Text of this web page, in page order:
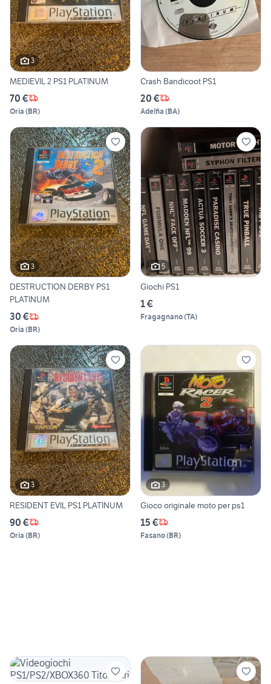
3
MEDIEVIL 2 PS1 PLATINUM
70 €
Oria (BR)
Crash Bandicoot PS1
20 €
Adelfia (BA)
3
DESTRUCTION DERBY PS1
PLATINUM
30 €
Oria (BR)
5
Giochi PS1
1 €
Fragagnano(TA)
3
RESIDENT EVIL PS1 PLATINUM
90 €
Oria (BR)
3
Gioco originale moto per ps1
15 €
Fasano(BR)